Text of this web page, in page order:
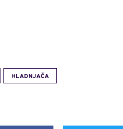
HLADNJAČA